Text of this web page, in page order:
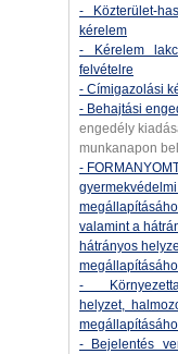
- Közterület-
kérelem
- Kérelem
felvételre
- Címigazolási
- Behajtási
engedély
munkanapon
-
valamint a
hátrányos
-
helyzet,
- Bejelentés